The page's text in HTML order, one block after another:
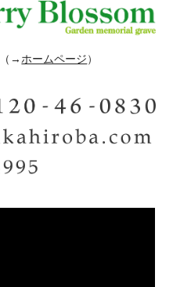
（→ ホームページ）